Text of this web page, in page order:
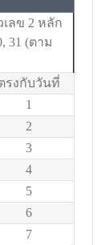
ลข 2 หลัก
31 (ตาม
รงกับวันที่
1
2
3
4
5
6
7